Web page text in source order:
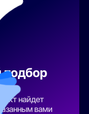
подбор
найдет
вами